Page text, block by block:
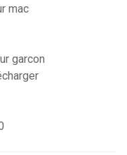
mac
garcon